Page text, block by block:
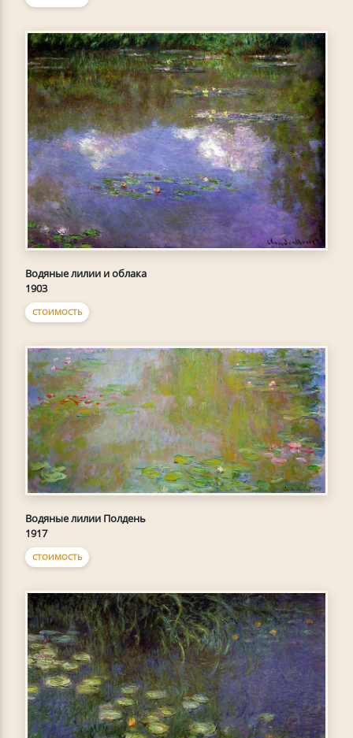
Водяные лилии и облака
1903
СТОИМОСТЬ
Водяные лилии Полдень
1917
СТОИМОСТЬ